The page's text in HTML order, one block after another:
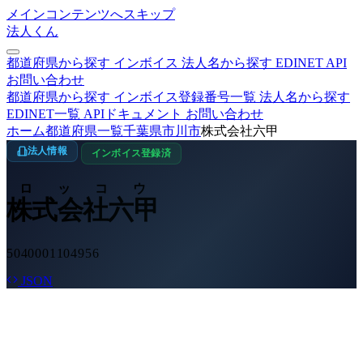
メインコンテンツへスキップ
法人くん
都道府県から探す インボイス 法人名から探す EDINET API
お問い合わせ
都道府県から探す インボイス登録番号一覧 法人名から探す
EDINET一覧 APIドキュメント お問い合わせ
ホーム都道府県一覧千葉県市川市株式会社六甲
法人情報 インボイス登録済
株式会社六甲
ロッコウ
5040001104956
JSON